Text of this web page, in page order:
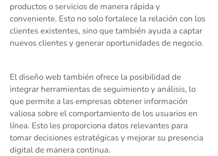
productos o servicios de manera rápida y
conveniente. Esto no solo fortalece la relación con los
clientes existentes, sino que también ayuda a captar
nuevos clientes y generar oportunidades de negocio.
El diseño web también ofrece la posibilidad de
integrar herramientas de seguimiento y análisis, lo
que permite a las empresas obtener información
valiosa sobre el comportamiento de los usuarios en
línea. Esto les proporciona datos relevantes para
tomar decisiones estratégicas y mejorar su presencia
digital de manera continua.